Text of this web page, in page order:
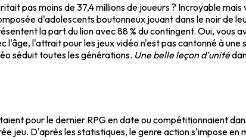
pas moins de 37,4 millions de joueurs ? Incroyable mais
d'adolescents boutonneux jouant dans le noir de
la part du lion avec 88 % du contingent. Oui, vous
l'attrait pour les jeux vidéo n'est pas cantonné à
séduit toutes les générations. Une belle leçon d'unité
pour le dernier RPG en date ou compétitionnaient
jeu. D'après les statistiques, le genre action s'impose en